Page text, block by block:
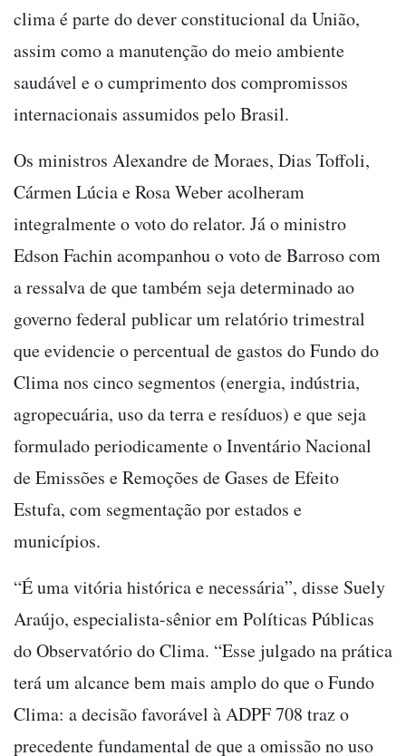
clima é parte do dever constitucional da União,
assim como a manutenção do meio ambiente
saudável e o cumprimento dos compromissos
internacionais assumidos pelo Brasil.
Os ministros Alexandre de Moraes, Dias Toffoli,
Cármen Lúcia e Rosa Weber acolheram
integralmente o voto do relator. Já o ministro
Edson Fachin acompanhou o voto de Barroso com
a ressalva de que também seja determinado ao
governo federal publicar um relatório trimestral
que evidencie o percentual de gastos do Fundo do
Clima nos cinco segmentos (energia, indústria,
agropecuária, uso da terra e resíduos) e que seja
formulado periodicamente o Inventário Nacional
de Emissões e Remoções de Gases de Efeito
Estufa, com segmentação por estados e
municípios.
“É uma vitória histórica e necessária”, disse Suely
Araújo, especialista-sênior em Políticas Públicas
do Observatório do Clima. “Esse julgado na prática
terá um alcance bem mais amplo do que o Fundo
Clima: a decisão favorável à ADPF 708 traz o
precedente fundamental de que a omissão no uso